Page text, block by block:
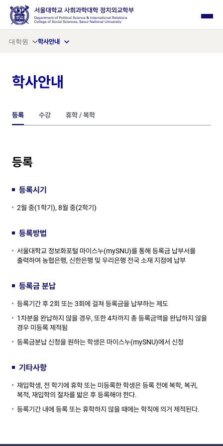
대학원 학사안내
학사안내
등록 수강 휴학 / 복학
등록
등록시기
2월 중(1학기), 8월 중(2학기)
등록방법
서울대학교 정보화포털 마이스누(mySNU)를 통해 등록금 납부서를
출력하여 농협은행, 신한은행 및 우리은행 전국 소재 지점에 납부
등록금 분납
등록기간 후 2회 또는 3회에 걸쳐 등록금을 납부하는 제도
1차분을 완납하지 않을 경우, 또한 4차까지 총 등록금액을 완납하지 않을
경우 미등록 제적됨
등록금분납 신청을 원하는 학생은 마이스누(mySNU)에서 신청
기타사항
재입학생, 전 학기에 휴학 또는 미등록한 학생은 등록 전에 복학, 복귀,
복적, 재입학의 절차를 밟은 후 등록해야 한다.
등록기간 내에 등록 또는 휴학하지 않을 때에는 학칙에 의거 제적된다.